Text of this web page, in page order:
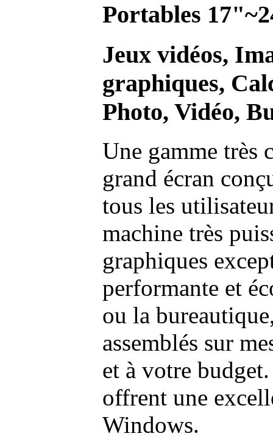
Portables
Jeux vidéos,
graphiques,
Photo, Vidéo,
Une gamme très
grand écran
tous les
machine très
graphiques
performante et
ou la
assemblés sur
et à votre
offrent une
Windows.